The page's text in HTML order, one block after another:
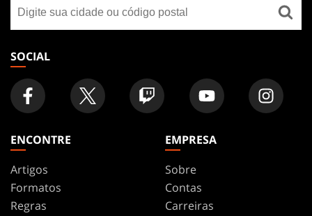
FOOTER
uma
loja
SOCIAL
ENCONTRE
Artigos
Formatos
Regras
EMPRESA
Sobre
Contas
Carreiras